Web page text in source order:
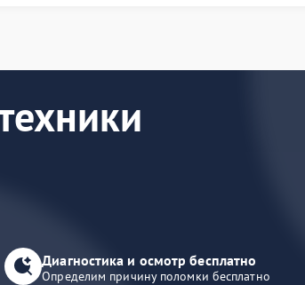
Диагностика и осмотр бесплатно
Определим причину поломки бесплатно